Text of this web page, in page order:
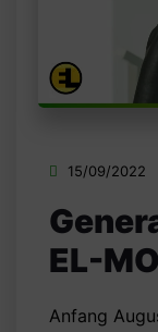
15/09/2022
EL-
Anfang